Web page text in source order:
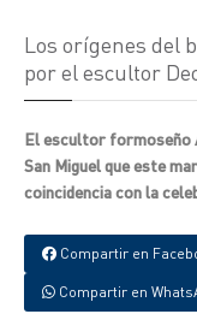
Los orígenes del
por el escultor
El escultor formoseño
San Miguel que este
coincidencia con la
Compartir en
Compartir en